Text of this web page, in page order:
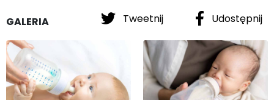
Tweetnij Udostępnij
GALERIA